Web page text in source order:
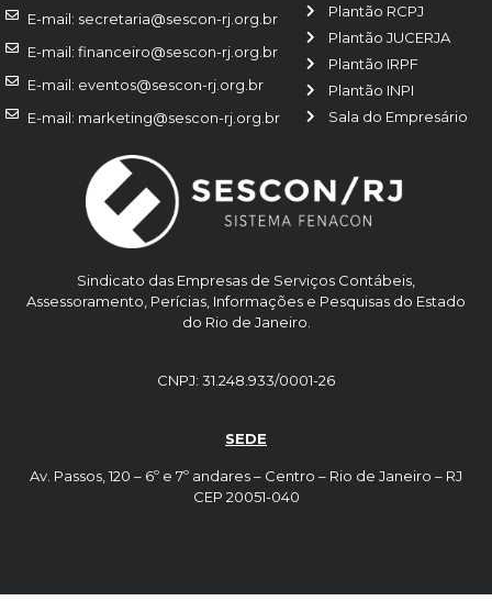
Sindicato das Empresas de Serviços Contábeis,
Assessoramento, Perícias, Informações e Pesquisas do Estado
do Rio de Janeiro.
CNPJ: 31.248.933/0001-26
SEDE
Av. Passos, 120 – 6º e 7º andares – Centro – Rio de Janeiro – RJ
CEP 20051-040
Plantão RCPJ
Plantão JUCERJA
Plantão IRPF
Plantão INPI
Sala do Empresário
E-mail: secretaria@sescon-rj.org.br
E-mail: financeiro@sescon-rj.org.br
E-mail: eventos@sescon-rj.org.br
E-mail: marketing@sescon-rj.org.br